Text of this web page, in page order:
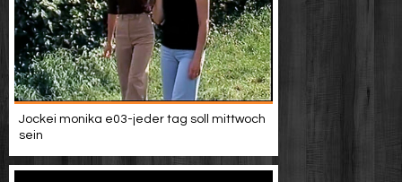
Jockei monika e03-jeder tag soll mittwoch
sein